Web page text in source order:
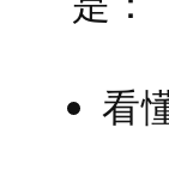
看